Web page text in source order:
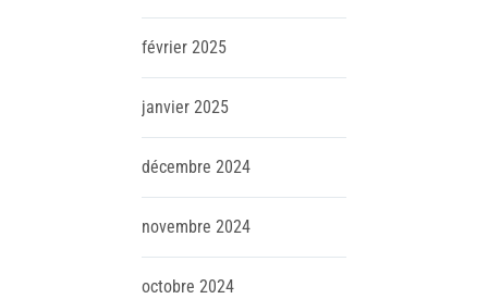
février 2025
janvier 2025
décembre 2024
novembre 2024
octobre 2024